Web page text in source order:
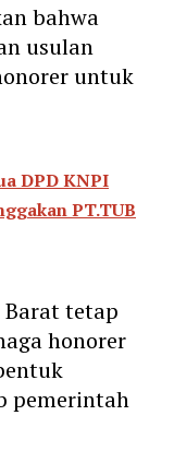
bahwa
usulan
untuk
DPD KNPI
PT.TUB
Barat tetap
honorer
pemerintah